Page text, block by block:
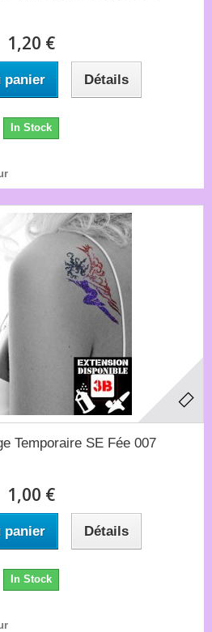
1,20 €
panier Détails
In Stock
Temporaire SE Fée 007
1,00 €
panier Détails
In Stock